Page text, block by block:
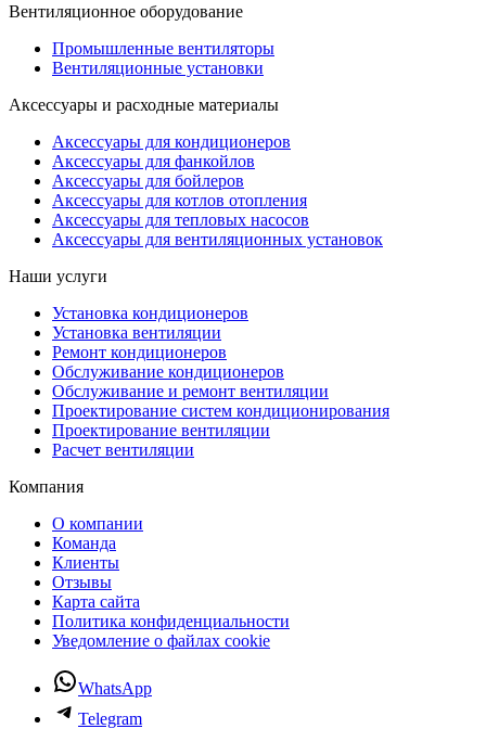
Вентиляционное оборудование
Промышленные вентиляторы
Вентиляционные установки
Аксессуары и расходные материалы
Аксессуары для кондиционеров
Аксессуары для фанкойлов
Аксессуары для бойлеров
Аксессуары для котлов отопления
Аксессуары для тепловых насосов
Аксессуары для вентиляционных установок
Наши услуги
Установка кондиционеров
Установка вентиляции
Ремонт кондиционеров
Обслуживание кондиционеров
Обслуживание и ремонт вентиляции
Проектирование систем кондиционирования
Проектирование вентиляции
Расчет вентиляции
Компания
О компании
Команда
Клиенты
Отзывы
Карта сайта
Политика конфиденциальности
Уведомление о файлах cookie
WhatsApp
Telegram